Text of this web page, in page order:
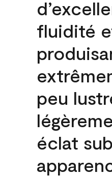
fluidité
peu
éclat